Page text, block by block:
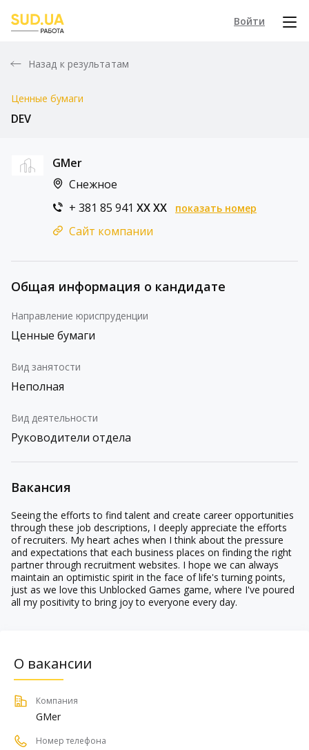
Войти
Назад к результатам
Ценные бумаги
DEV
GMer
Снежное
+ 381 85 941 XX XX показать номер
Сайт компании
Общая информация о кандидате
Направление юриспруденции
Ценные бумаги
Вид занятости
Неполная
Вид деятельности
Руководители отдела
Вакансия
Seeing the efforts to find talent and create career opportunities
through these job descriptions, I deeply appreciate the efforts
of recruiters. My heart aches when I think about the pressure
and expectations that each business places on finding the right
partner through recruitment websites. I hope we can always
maintain an optimistic spirit in the face of life's turning points,
just as we love this Unblocked Games game, where I've poured
all my positivity to bring joy to everyone every day.
О вакансии
Компания
GMer
Номер телефона